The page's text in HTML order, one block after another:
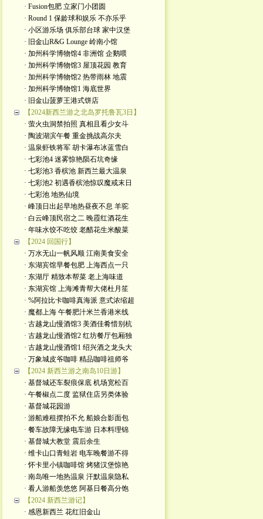
· Fusion包肥 立家门小团圆
· Round 1 保龄球和娱乐 不亦乐乎
· 小区游乐场 俱乐部台球 家中汉堡
· 旧金山R&G Lounge 岭南小馆
· 加州科学博物馆4 非洲馆 企鹅喂
· 加州科学博物馆3 屋顶花园 教育
· 加州科学博物馆2 热带雨林 地震
· 加州科学博物馆1 海底世界
· 旧金山菠萝王港式饼店
【2024新西兰游之北岛罗托鲁瓦3日】
· 萤火虫洞禁拍照 真相且看少女斗
· 陶波湖滨午餐 重金挑战高尔夫
· 温泉虾铁将军 胡卡瀑布冰蓝雪白
· 七彩池4 迷雾惊艳陨石坑奇缘
· 七彩池3 香槟池 新西兰最大温泉
· 七彩池2 初遇香槟池惊叹魔戒末日
· 七彩池 地热仙境
· 峰顶日出起早地热昼夜不息 羊驼
· 白云峰顶民宿之二 晚霞红酒花生
· 年味水饺不吃饺 老醋花生米酸菜
【2024 回国行】
· 万水无山一帆风顺 江南美食安全
· 东湖宾馆早餐包肥 上海西点一只
· 东湖厅 精致本帮菜 老上海味道
· 东湖宾馆 上海滩青帮大佬杜月笙
· %阿拉比卡咖啡真海派 意式浓缩超
· 魔都上海 午餐肥汁米兰香港米线
· 古越龙山慢酒馆3 美酒佳肴惜别杭
· 古越龙山慢酒馆2 红坊餐厅包厢独
· 古越龙山慢酒馆1 绍兴酒之龙头大
· 万象城皮爷咖啡 精品咖啡祖师爷
【2024 新西兰游之南岛10日游】
· 基督城还车裂痕保底 机场宽松百
· 午餐椒点二度 监狱住店另类体验
· 基督城花园游
· 游船难租摆拍不允 船娘合影面包
· 餐车故障无缘电车游 日本料理锦
· 基督城大教堂 震后余生
· 维卡山口青蛙岩 电车晚餐游不得
· 怀卡里小镇咖啡馆 烤猪汉堡惊艳
· 南岛唯一地热温泉 汗默温泉隐私
· 看人游船羡悠悠 阿基日餐高分饱
【2024 新西兰游记】
· 感恩新西兰 花红旧金山